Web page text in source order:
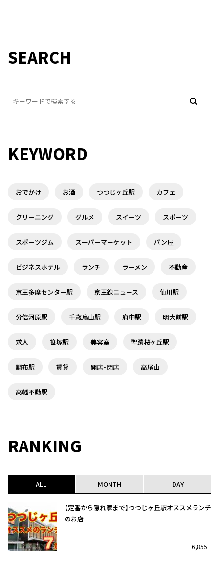
SEARCH
KEYWORD
おでかけ お酒 つつじヶ丘駅 カフェ
クリーニング グルメ スイーツ スポーツ
スポーツジム スーパーマーケット パン屋
ビジネスホテル ランチ ラーメン 不動産
京王多摩センター駅 京王線ニュース 仙川駅
分倍河原駅 千歳烏山駅 府中駅 明大前駅
求人 笹塚駅 美容室 聖蹟桜ヶ丘駅
調布駅 賃貸 開店・閉店 高尾山
高幡不動駅
RANKING
ALL
【定番から隠れ家まで】つつじヶ丘駅オススメランチ
のお店
6,855
MONTH DAY